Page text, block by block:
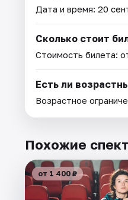
Дата и время: 20
Сколько стоит
Стоимость билета:
Есть ли
Возрастное
Похожие
от 1 400 ₽